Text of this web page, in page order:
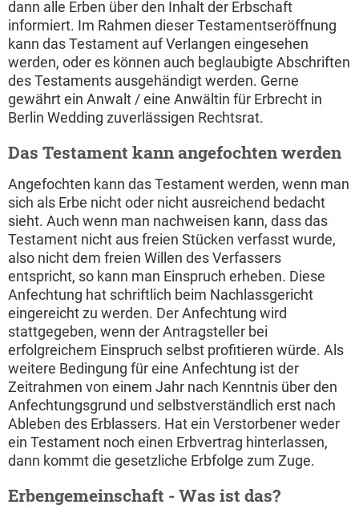
dann alle Erben über den Inhalt der Erbschaft
informiert. Im Rahmen dieser Testamentseröffnung
kann das Testament auf Verlangen eingesehen
werden, oder es können auch beglaubigte Abschriften
des Testaments ausgehändigt werden. Gerne
gewährt ein Anwalt / eine Anwältin für Erbrecht in
Berlin Wedding zuverlässigen Rechtsrat.
Das Testament kann angefochten werden
Angefochten kann das Testament werden, wenn man
sich als Erbe nicht oder nicht ausreichend bedacht
sieht. Auch wenn man nachweisen kann, dass das
Testament nicht aus freien Stücken verfasst wurde,
also nicht dem freien Willen des Verfassers
entspricht, so kann man Einspruch erheben. Diese
Anfechtung hat schriftlich beim Nachlassgericht
eingereicht zu werden. Der Anfechtung wird
stattgegeben, wenn der Antragsteller bei
erfolgreichem Einspruch selbst profitieren würde. Als
weitere Bedingung für eine Anfechtung ist der
Zeitrahmen von einem Jahr nach Kenntnis über den
Anfechtungsgrund und selbstverständlich erst nach
Ableben des Erblassers. Hat ein Verstorbener weder
ein Testament noch einen Erbvertrag hinterlassen,
dann kommt die gesetzliche Erbfolge zum Zuge.
Erbengemeinschaft - Was ist das?